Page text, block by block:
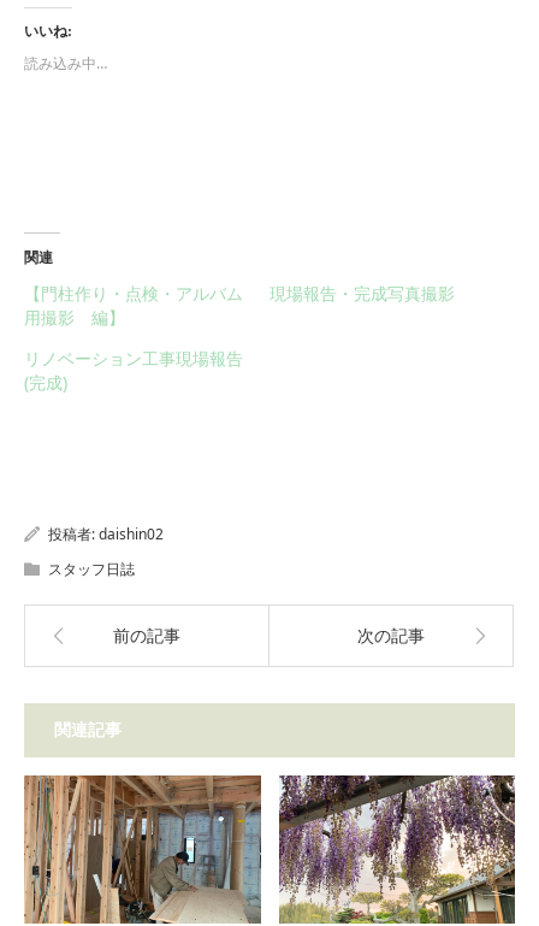
いいね:
読み込み中…
関連
【門柱作り・点検・アルバム
用撮影 編】
現場報告・完成写真撮影
リノベーション工事現場報告
(完成)
投稿者:daishin02
スタッフ日誌
前の記事 次の記事
関連記事